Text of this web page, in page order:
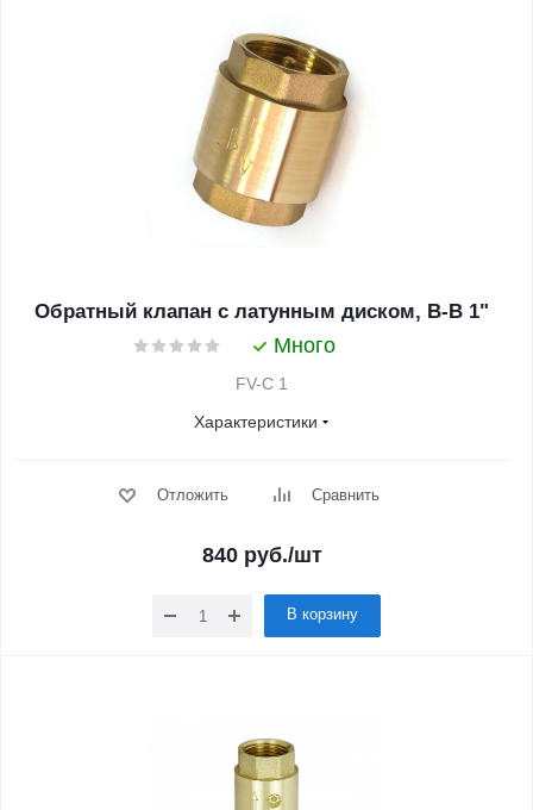
Обратный клапан с латунным диском, В-В 1"
Много
FV-C 1
Характеристики
Отложить Сравнить
840 руб./шт
В корзину